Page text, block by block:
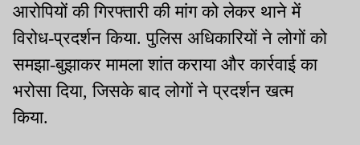
आरोपियों की गिरफ्तारी की मांग को लेकर थाने में
विरोध-प्रदर्शन किया. पुलिस अधिकारियों ने लोगों को
समझा-बुझाकर मामला शांत कराया और कार्रवाई का
भरोसा दिया, जिसके बाद लोगों ने प्रदर्शन खत्म
किया.